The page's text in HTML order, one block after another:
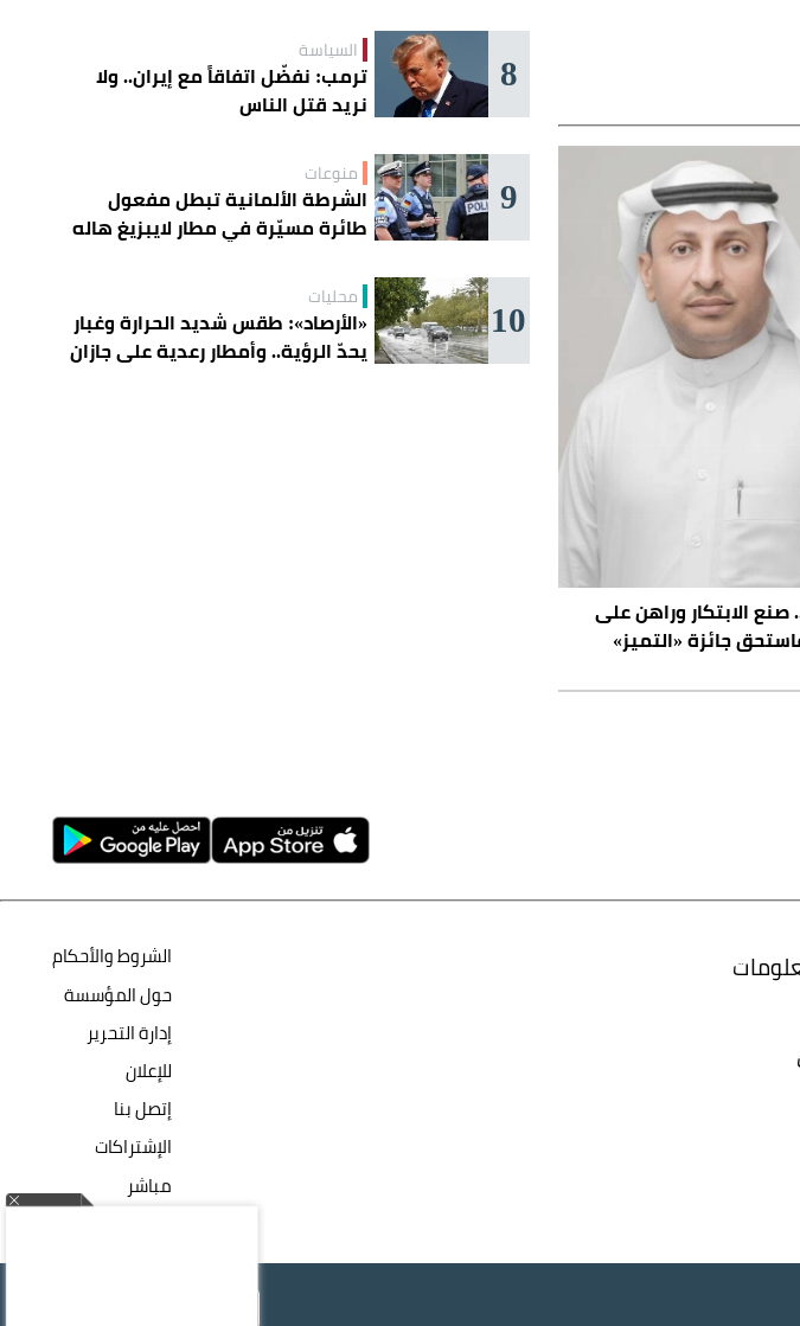
الابتكار وراهن على
جائزة «التميز»
8 السياسة
ترمب: نفضّل اتفاقاً مع إيران.. ولا
نريد قتل الناس
9 منوعات
الشرطة الألمانية تبطل مفعول
طائرة مسيّرة في مطار لايبزيغ هاله
10 محليات
«الأرصاد»: طقس شديد الحرارة وغبار
يحدّ الرؤية.. وأمطار رعدية على جازان
الشروط والأحكام
حول المؤسسة
إدارة التحرير
للإعلان
إتصل بنا
الإشتراكات
مباشر